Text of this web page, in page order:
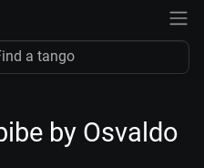
by Osvaldo